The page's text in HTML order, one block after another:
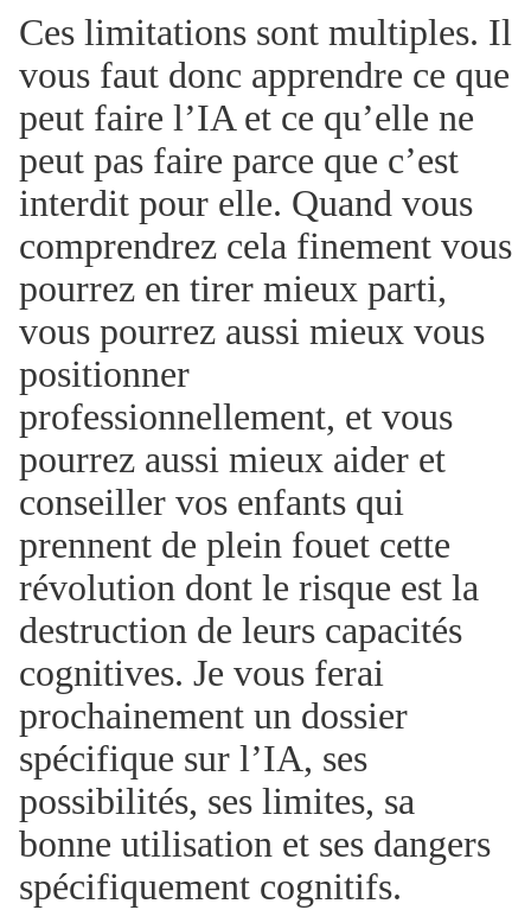
Ces limitations sont multiples. Il
vous faut donc apprendre ce que
peut faire l’IA et ce qu’elle ne
peut pas faire parce que c’est
interdit pour elle. Quand vous
comprendrez cela finement vous
pourrez en tirer mieux parti,
vous pourrez aussi mieux vous
positionner
professionnellement, et vous
pourrez aussi mieux aider et
conseiller vos enfants qui
prennent de plein fouet cette
révolution dont le risque est la
destruction de leurs capacités
cognitives. Je vous ferai
prochainement un dossier
spécifique sur l’IA, ses
possibilités, ses limites, sa
bonne utilisation et ses dangers
spécifiquement cognitifs.